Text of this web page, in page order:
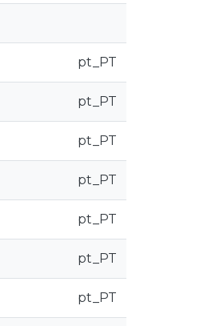
pt_PT
pt_PT
pt_PT
pt_PT
pt_PT
pt_PT
pt_PT